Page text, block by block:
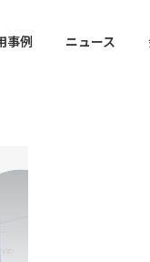
事例 ニュース